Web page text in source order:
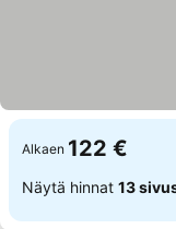
Alkaen 122 €
Näytä hinnat 13